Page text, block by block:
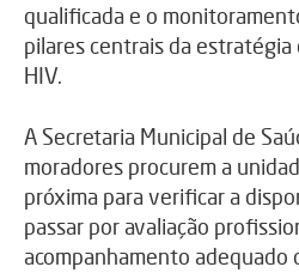
qualificada e o
pilares centrais da
HIV.
A Secretaria Municipal de
moradores procurem a
próxima para verificar a
passar por avaliação
acompanhamento adequado